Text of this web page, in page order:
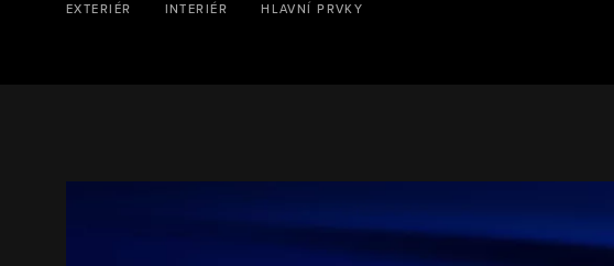
EXTERIÉR INTERIÉR HLAVNÍ PRVKY